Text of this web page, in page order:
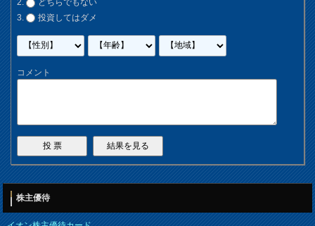
どちらでもない
投資してはダメ
コメント
株主優待